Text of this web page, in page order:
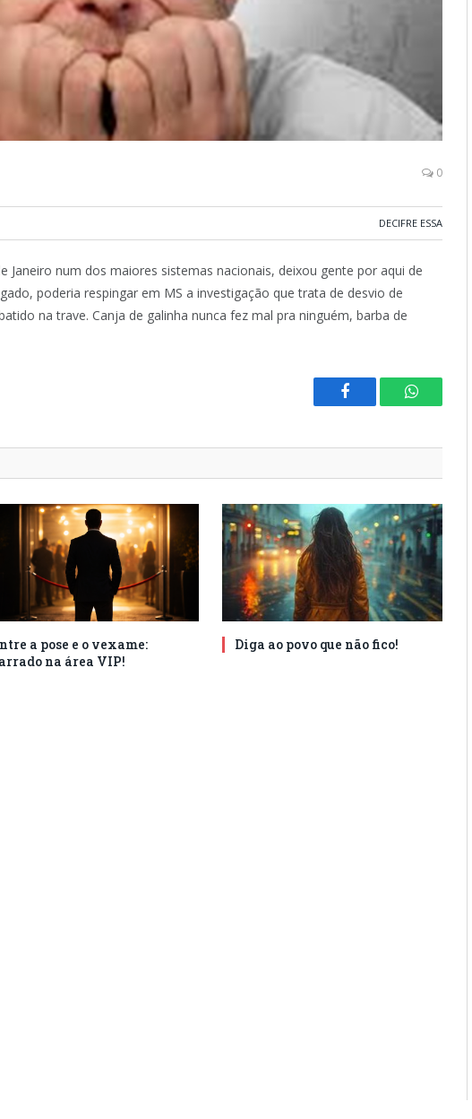
0
DECIFRE ESSA
Janeiro num dos maiores sistemas nacionais, deixou gente por aqui de
poderia respingar em MS a investigação que trata de desvio de
na trave. Canja de galinha nunca fez mal pra ninguém, barba de
Facebook WhatsApp
a pose e o vexame:
na área VIP!
Diga ao povo que não fico!